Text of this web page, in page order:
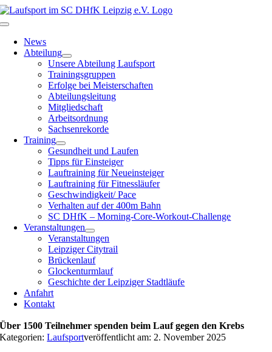
Zum
Inhalt
Toggle
Navigation
News
Abteilung
Unsere Abteilung Laufsport
Trainingsgruppen
Erfolge bei Meisterschaften
Abteilungsleitung
Mitgliedschaft
Arbeitsordnung
Sachsenrekorde
Training
Gesundheit und Laufen
Tipps für Einsteiger
Lauftraining für Neueinsteiger
Lauftraining für Fitnessläufer
Geschwindigkeit/ Pace
Verhalten auf der 400m Bahn
SC DHfK – Morning-Core-Workout-Challenge
Veranstaltungen
Veranstaltungen
Leipziger Citytrail
Brückenlauf
Glockenturmlauf
Geschichte der Leipziger Stadtläufe
Anfahrt
Kontakt
Über 1500 Teilnehmer spenden beim Lauf gegen den Krebs
Kategorien:Laufsportveröffentlicht am: 2. November 2025